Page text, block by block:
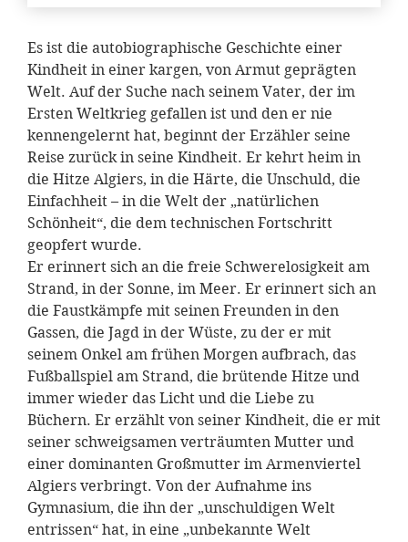
Es ist die autobiographische Geschichte einer
Kindheit in einer kargen, von Armut geprägten
Welt. Auf der Suche nach seinem Vater, der im
Ersten Weltkrieg gefallen ist und den er nie
kennengelernt hat, beginnt der Erzähler seine
Reise zurück in seine Kindheit. Er kehrt heim in
die Hitze Algiers, in die Härte, die Unschuld, die
Einfachheit – in die Welt der „natürlichen
Schönheit“, die dem technischen Fortschritt
geopfert wurde.
Er erinnert sich an die freie Schwerelosigkeit am
Strand, in der Sonne, im Meer. Er erinnert sich an
die Faustkämpfe mit seinen Freunden in den
Gassen, die Jagd in der Wüste, zu der er mit
seinem Onkel am frühen Morgen aufbrach, das
Fußballspiel am Strand, die brütende Hitze und
immer wieder das Licht und die Liebe zu
Büchern. Er erzählt von seiner Kindheit, die er mit
seiner schweigsamen verträumten Mutter und
einer dominanten Großmutter im Armenviertel
Algiers verbringt. Von der Aufnahme ins
Gymnasium, die ihn der „unschuldigen Welt
entrissen“ hat, in eine „unbekannte Welt